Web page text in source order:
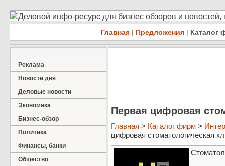
Деловой инфо-ресурс для бизнес обзоров и
Главная | Предложения | Каталог
Реклама
Новости дня
Деловые новости
Экономика
Бизнес-обзор
Политика
Финансы, банки
Общество
Первая цифровая
Главная > Каталог фирм >
цифровая стоматологическая